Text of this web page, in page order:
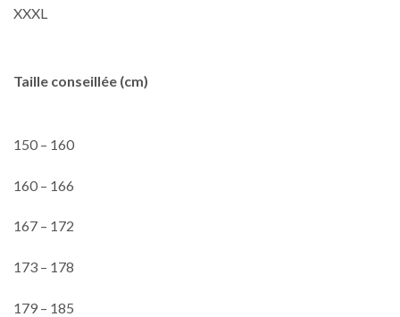
XXXL
Taille conseillée (cm)
150 – 160
160 – 166
167 – 172
173 – 178
179 – 185